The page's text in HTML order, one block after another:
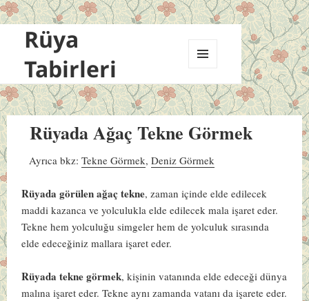
Rüya
Tabirleri
VE
BILEŞENLER
Rüyada Ağaç Tekne Görmek
Ayrıca bkz:Tekne Görmek,Deniz Görmek
Rüyada görülen ağaç tekne, zaman içinde elde edilecek
maddi kazanca ve yolculukla elde edilecek mala işaret eder.
Tekne hem yolculuğu simgeler hem de yolculuk sırasında
elde edeceğiniz mallara işaret eder.
Rüyada tekne görmek, kişinin vatanında elde edeceği dünya
malına işaret eder. Tekne aynı zamanda vatanı da işarete eder.